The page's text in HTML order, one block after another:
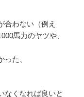
合わない（例え
馬力のヤツや、
た、
なくなれば良いと